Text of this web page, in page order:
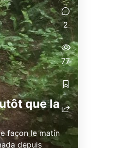
que la
façon le matin
depuis
2
77